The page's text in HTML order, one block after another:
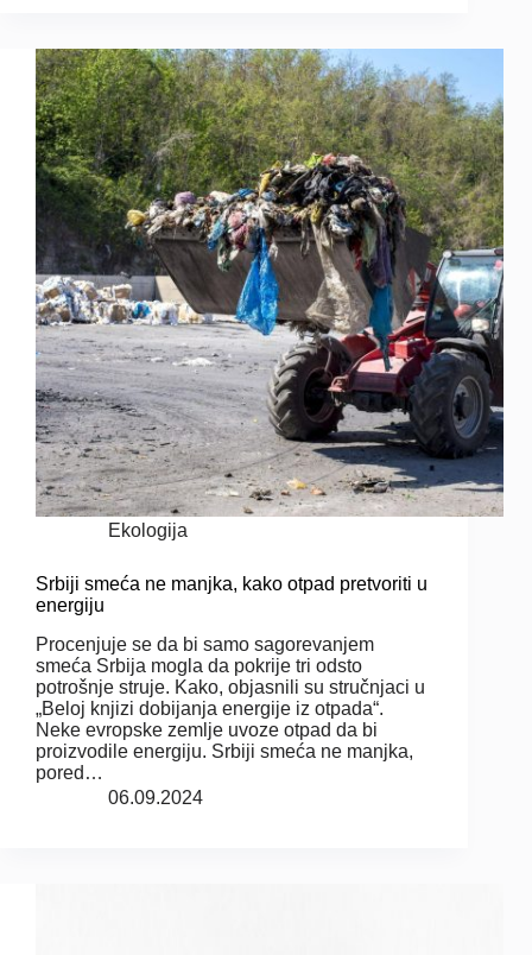
Ekologija
Srbiji smeća ne manjka, kako otpad pretvoriti u
energiju
Procenjuje se da bi samo sagorevanjem
smeća Srbija mogla da pokrije tri odsto
potrošnje struje. Kako, objasnili su stručnjaci u
„Beloj knjizi dobijanja energije iz otpada“.
Neke evropske zemlje uvoze otpad da bi
proizvodile energiju. Srbiji smeća ne manjka,
pored…
06.09.2024